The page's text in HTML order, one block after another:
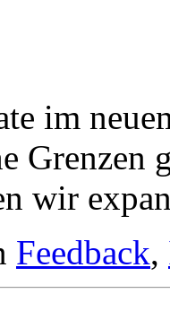
im
Grenzen
wir
Feedback,